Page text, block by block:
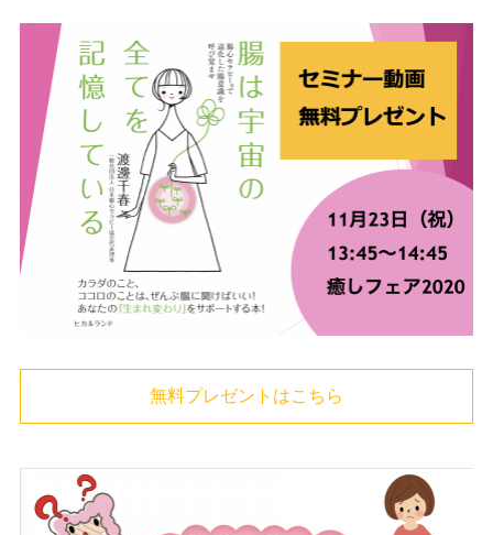
無料プレゼントはこちら